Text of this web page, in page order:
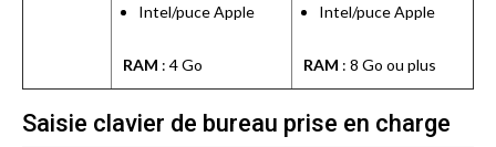
Intel/puce Apple
RAM : 4 Go
Intel/puce Apple
RAM : 8 Go ou plus
Saisie clavier de bureau prise en charge